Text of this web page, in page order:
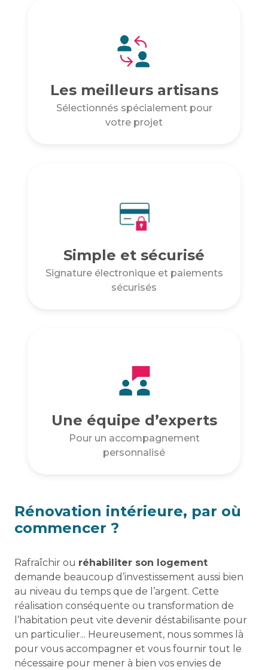
Les meilleurs artisans
Sélectionnés spécialement pour
votre projet
Simple et sécurisé
Signature électronique et paiements
sécurisés
Une équipe d’experts
Pour un accompagnement
personnalisé
Rénovation intérieure, par où
commencer ?
Rafraîchir ou réhabiliter son logement
demande beaucoup d’investissement aussi bien
au niveau du temps que de l’argent. Cette
réalisation conséquente ou transformation de
l’habitation peut vite devenir déstabilisante pour
un particulier... Heureusement, nous sommes là
pour vous accompagner et vous fournir tout le
nécessaire pour mener à bien vos envies de